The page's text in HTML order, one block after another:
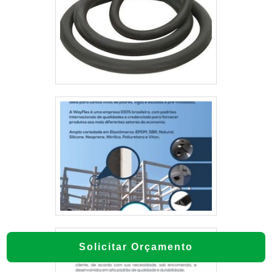
Solicitar Orçamento